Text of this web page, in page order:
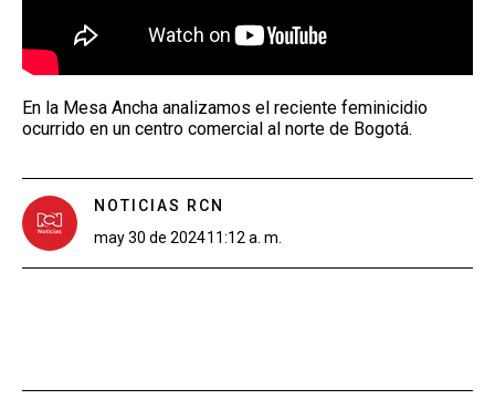
En la Mesa Ancha analizamos el reciente feminicidio
ocurrido en un centro comercial al norte de Bogotá.
NOTICIAS RCN
may 30 de 202411:12 a. m.